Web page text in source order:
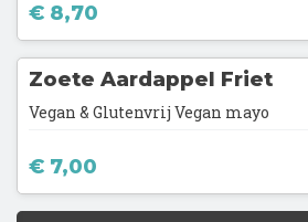
€ 8,70
Zoete Aardappel Friet
Vegan & Glutenvrij Vegan mayo
€ 7,00